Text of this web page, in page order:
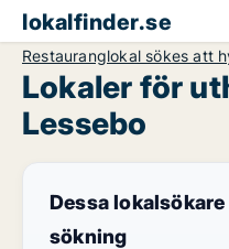
lokalfinder.se
Restauranglokal sökes att
Lokaler för
Lessebo
Dessa
sökning